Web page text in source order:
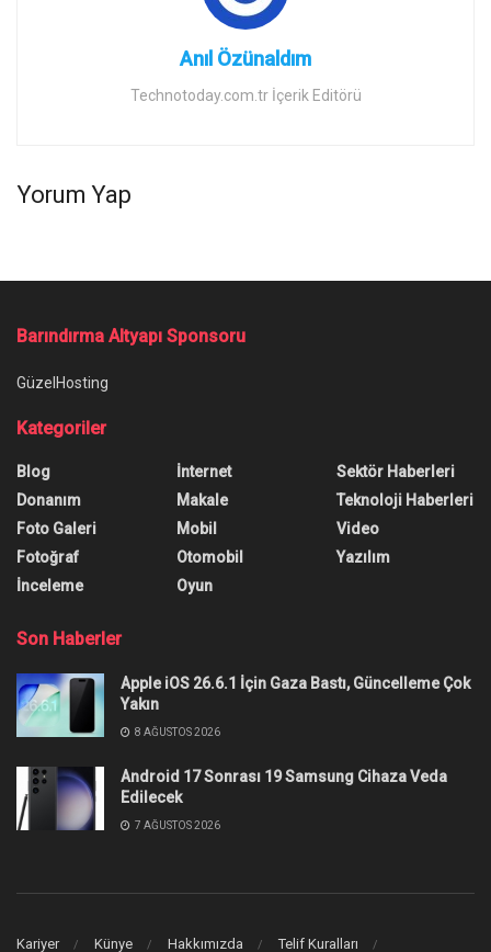
Anıl Özünaldım
Technotoday.com.tr İçerik Editörü
Yorum Yap
Barındırma Altyapı Sponsoru
GüzelHosting
Kategoriler
Blog
Donanım
Foto Galeri
Fotoğraf
İnceleme
İnternet
Makale
Mobil
Otomobil
Oyun
Sektör Haberleri
Teknoloji Haberleri
Video
Yazılım
Son Haberler
Apple iOS 26.6.1 İçin Gaza Bastı, Güncelleme Çok
Yakın
8 AĞUSTOS 2026
Android 17 Sonrası 19 Samsung Cihaza Veda
Edilecek
7 AĞUSTOS 2026
Kariyer Künye Hakkımızda Telif Kuralları